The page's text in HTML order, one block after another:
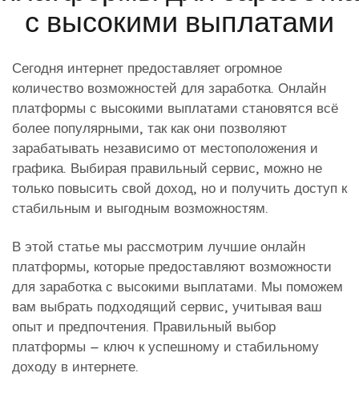
с высокими выплатами
Сегодня интернет предоставляет огромное
количество возможностей для заработка. Онлайн
платформы с высокими выплатами становятся всё
более популярными, так как они позволяют
зарабатывать независимо от местоположения и
графика. Выбирая правильный сервис, можно не
только повысить свой доход, но и получить доступ к
стабильным и выгодным возможностям.
В этой статье мы рассмотрим лучшие онлайн
платформы, которые предоставляют возможности
для заработка с высокими выплатами. Мы поможем
вам выбрать подходящий сервис, учитывая ваш
опыт и предпочтения. Правильный выбор
платформы – ключ к успешному и стабильному
доходу в интернете.